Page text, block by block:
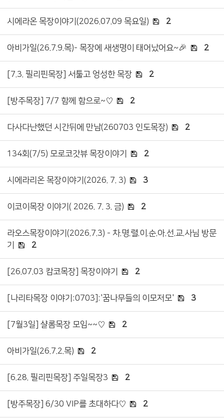
시에라온 목장이야기(2026.07.09 목요일) 2
아비가일(26.7.9.목)- 목장에 새생명이 태어났어요~🎉 2
[7.3. 필리핀목장] 서툴고 엉성한 목장 2
[방주목장] 7/7 함께 함으로~♡ 2
다사다난했던 시간뒤에 만남(260703 인도목장) 2
134회(7/5) 모로코갓뷰 목장이야기 2
시에라리온 목장이야기(2026. 7. 3) 3
이코이목장 이야기( 2026. 7. 3. 금) 2
라오스목장이야기(2026.7.3) - 차.명.렬.이.순.아.선.교.사님 방문
기
2
[26.07.03 캄코목장] 목장이야기 2
[나리타목장 이야기:0703]:'꿈나무들의 이모저모' 3
[7월3일] 샬롬목장 모임~~♡ 2
아비가일(26.7.2.목) 2
[6.28. 필리핀목장] 주일목장3 2
[방주목장] 6/30 VIP를 초대하다♡ 2